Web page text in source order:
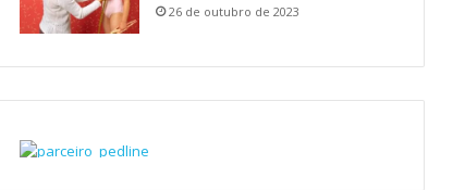
26 de outubro de 2023